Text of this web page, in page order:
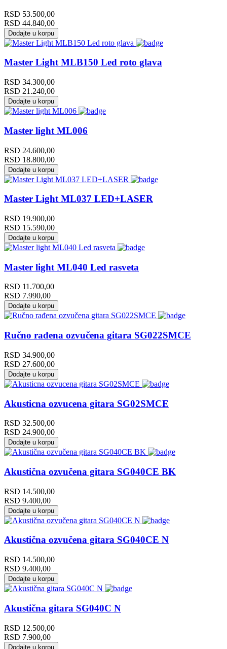
RSD 53.500,00
RSD 44.840,00
Dodajte u korpu
Master Light MLB150 Led roto glava
RSD 34.300,00
RSD 21.240,00
Dodajte u korpu
Master light ML006
RSD 24.600,00
RSD 18.800,00
Dodajte u korpu
Master Light ML037 LED+LASER
RSD 19.900,00
RSD 15.590,00
Dodajte u korpu
Master light ML040 Led rasveta
RSD 11.700,00
RSD 7.990,00
Dodajte u korpu
Ručno rađena ozvučena gitara SG022SMCE
RSD 34.900,00
RSD 27.600,00
Dodajte u korpu
Akusticna ozvucena gitara SG02SMCE
RSD 32.500,00
RSD 24.900,00
Dodajte u korpu
Akustična ozvučena gitara SG040CE BK
RSD 14.500,00
RSD 9.400,00
Dodajte u korpu
Akustična ozvučena gitara SG040CE N
RSD 14.500,00
RSD 9.400,00
Dodajte u korpu
Akustična gitara SG040C N
RSD 12.500,00
RSD 7.900,00
Dodajte u korpu